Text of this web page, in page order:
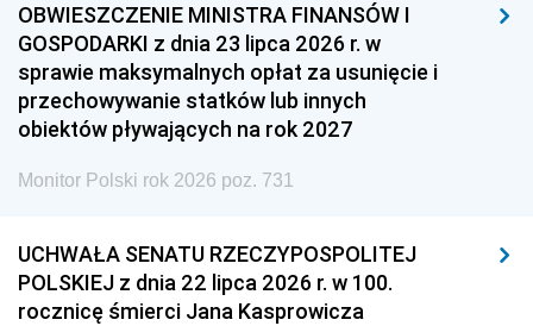
OBWIESZCZENIE MINISTRA FINANSÓW I
GOSPODARKI z dnia 23 lipca 2026 r. w
sprawie maksymalnych opłat za usunięcie i
przechowywanie statków lub innych
obiektów pływających na rok 2027
Monitor Polski rok 2026 poz. 731
UCHWAŁA SENATU RZECZYPOSPOLITEJ
POLSKIEJ z dnia 22 lipca 2026 r. w 100.
rocznicę śmierci Jana Kasprowicza